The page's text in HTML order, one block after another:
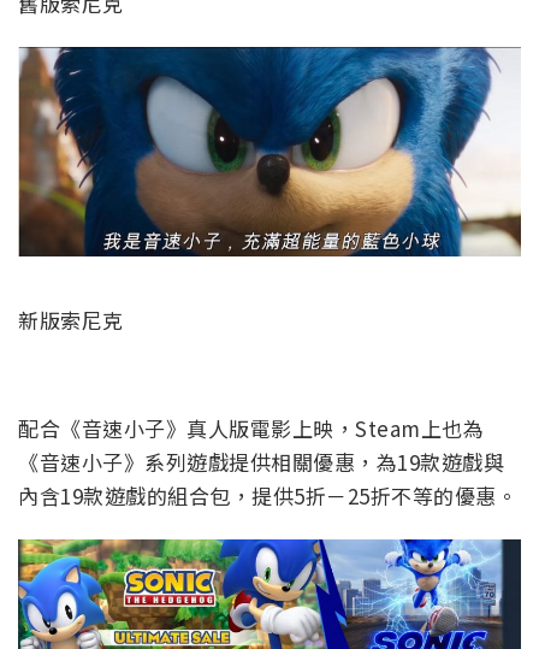
新版索尼克
配合《音速小子》真人版電影上映，Steam上也為
《音速小子》系列遊戲提供相關優惠，為19款遊戲與
內含19款遊戲的組合包，提供5折－25折不等的優惠。